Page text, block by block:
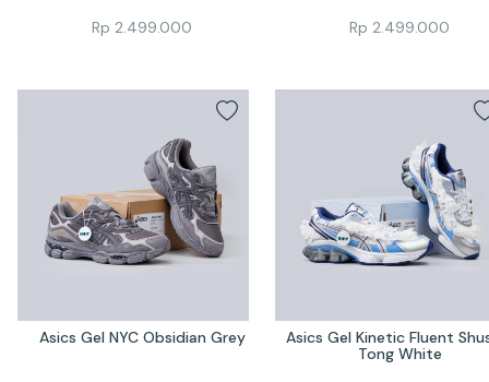
Rp 2.499.000
Rp 2.499.000
Asics Gel NYC Obsidian Grey
Asics Gel Kinetic Fluent
Tong White